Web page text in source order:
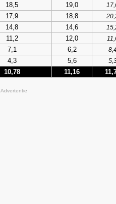
18,5 19,0
17,9 18,8
14,8 14,6
11,2 12,0
7,1 6,2
4,3 5,6
10,78 11,16
Advertentie